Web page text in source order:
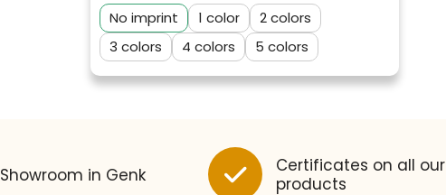
No imprint
1
2
3
4 5
Showroom in Genk
Certificates on all our
products
Trustindex werkt samen met 137